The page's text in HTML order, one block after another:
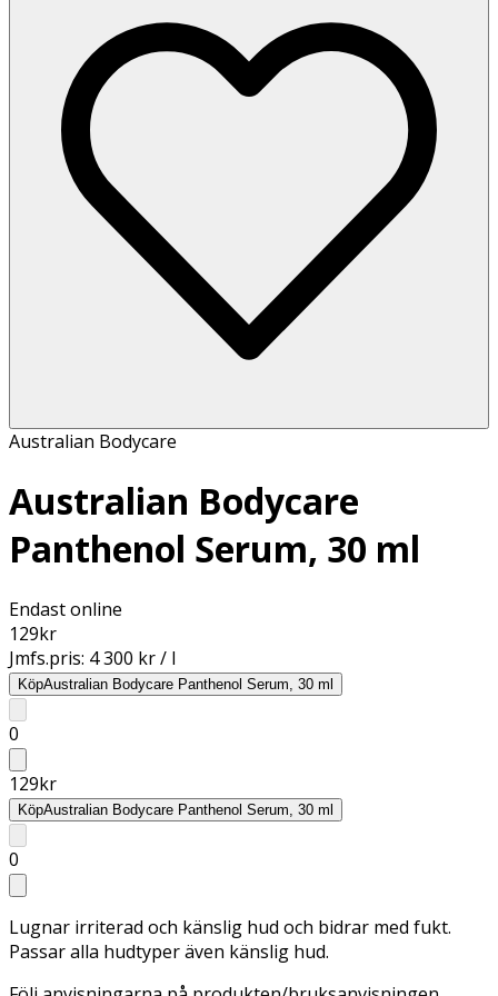
Australian Bodycare
Australian Bodycare
Panthenol Serum, 30 ml
Endast online
129kr
Jmfs.pris: 4 300 kr / l
KöpAustralian Bodycare Panthenol Serum, 30 ml
0
129kr
KöpAustralian Bodycare Panthenol Serum, 30 ml
0
Lugnar irriterad och känslig hud och bidrar med fukt.
Passar alla hudtyper även känslig hud.